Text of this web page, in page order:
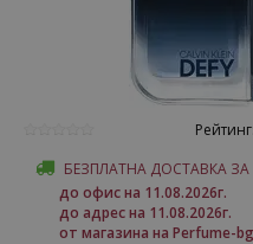
БЕЗПЛАТНА ДОСТАВКА
до офис на 11.08.2026г.
до адрес на 11.08.2026г.
от магазина на Perfume-